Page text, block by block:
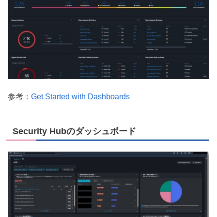
参考： Get Started with Dashboards
Security Hubのダッシュボード